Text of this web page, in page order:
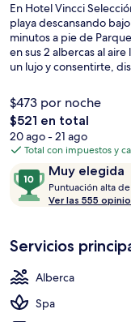
En Hotel Vincci
playa descansando
minutos a pie de
en sus 2 albercas al
un lujo y consentirte,
comer rico, mientras
un buen coctel frío.
hotel de lujo son sus 2
fitness. A otros
$473 por noche
El
precio
total
de
$521
$521 en total
20 ago - 21 ago
Total con impuestos y
OpinionesMuy elegida
10
de
10,
elegida
Puntuación alta
Ver las 555
Servicios
Alberca
Spa